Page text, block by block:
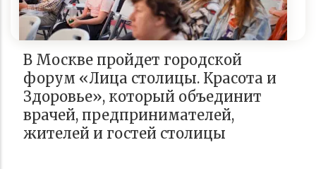
В Москве пройдет городской
форум «Лица столицы. Красота и
Здоровье», который объединит
врачей, предпринимателей,
жителей и гостей столицы